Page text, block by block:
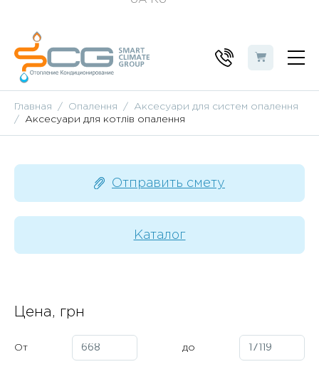
Главная Опалення
Аксесуари для систем опалення
Аксесуари для котлів опалення
Отправить смету
Каталог
Цена, грн
От до